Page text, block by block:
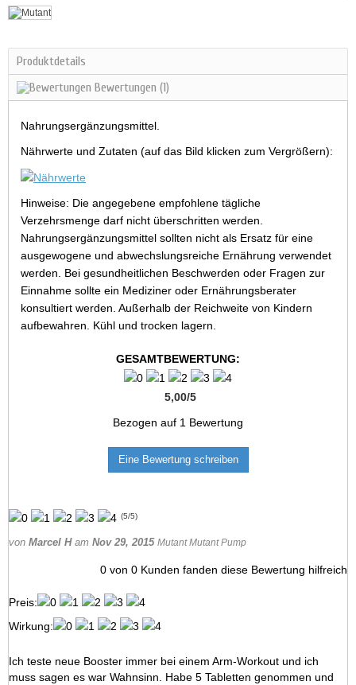
Produktdetails
Bewertungen (1)
Nahrungsergänzungsmittel.
Nährwerte und Zutaten (auf das Bild klicken zum Vergrößern):
Hinweise: Die angegebene empfohlene tägliche
Verzehrsmenge darf nicht überschritten werden.
Nahrungsergänzungsmittel sollten nicht als Ersatz für eine
ausgewogene und abwechslungsreiche Ernährung verwendet
werden. Bei gesundheitlichen Beschwerden oder Fragen zur
Einnahme sollte ein Mediziner oder Ernährungsberater
konsultiert werden. Außerhalb der Reichweite von Kindern
aufbewahren. Kühl und trocken lagern.
GESAMTBEWERTUNG:
5,00/5
Bezogen auf 1 Bewertung
Eine Bewertung schreiben
(5/5)
von Marcel Ham Nov 29, 2015 Mutant Mutant Pump
0 von 0 Kunden fanden diese Bewertung hilfreich
Preis:
Wirkung:
Ich teste neue Booster immer bei einem Arm-Workout und ich
muss sagen es war Wahnsinn. Habe 5 Tabletten genommen und